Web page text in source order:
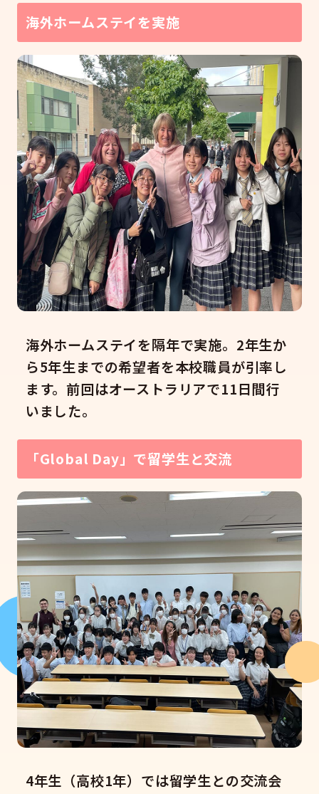
海外ホームステイを実施
海外ホームステイを隔年で実施。2年生か
ら5年生までの希望者を本校職員が引率し
ます。前回はオーストラリアで11日間行
いました。
「Global Day」で留学生と交流
4年生（高校1年）では留学生との交流会